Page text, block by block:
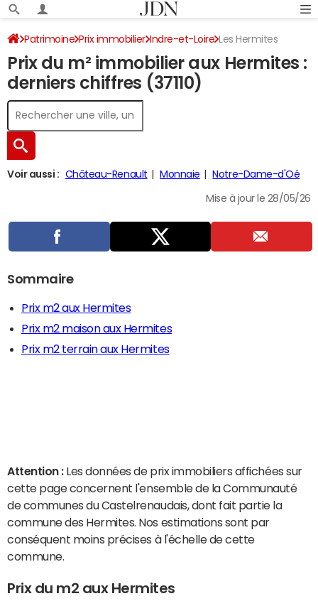
Patrimoine Prix immobilier Indre-et-Loire Les Hermites
Prix du m² immobilier aux Hermites :
derniers chiffres (37110)
Voir aussi : Château-Renault Monnaie Notre-Dame-d'Oé
Mise à jour le 28/05/26
Sommaire
Prix m2 aux Hermites
Prix m2 maison aux Hermites
Prix m2 terrain aux Hermites
Attention : Les données de prix immobiliers affichées sur
cette page concernent l'ensemble de la Communauté
de communes du Castelrenaudais, dont fait partie la
commune des Hermites. Nos estimations sont par
conséquent moins précises à l'échelle de cette
commune.
Prix du m2 aux Hermites